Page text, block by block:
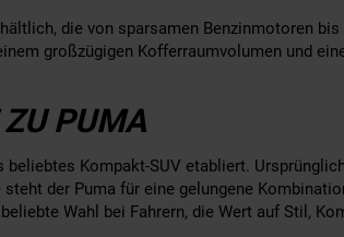
die von sparsamen Benzinmotoren
großzügigen Kofferraumvolumen und
PUMA
Kompakt-SUV etabliert.
der Puma für eine gelungene
Wahl bei Fahrern, die Wert auf Stil,